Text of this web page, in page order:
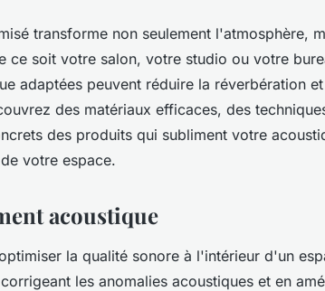
le
transforme non seulement l'atmosphère,
ce soit votre salon, votre studio ou votre
adaptées peuvent réduire la réverbération
des matériaux efficaces, des
des produits qui subliment votre
votre espace.
acoustique
la qualité sonore à l'intérieur d'un
les anomalies acoustiques et en